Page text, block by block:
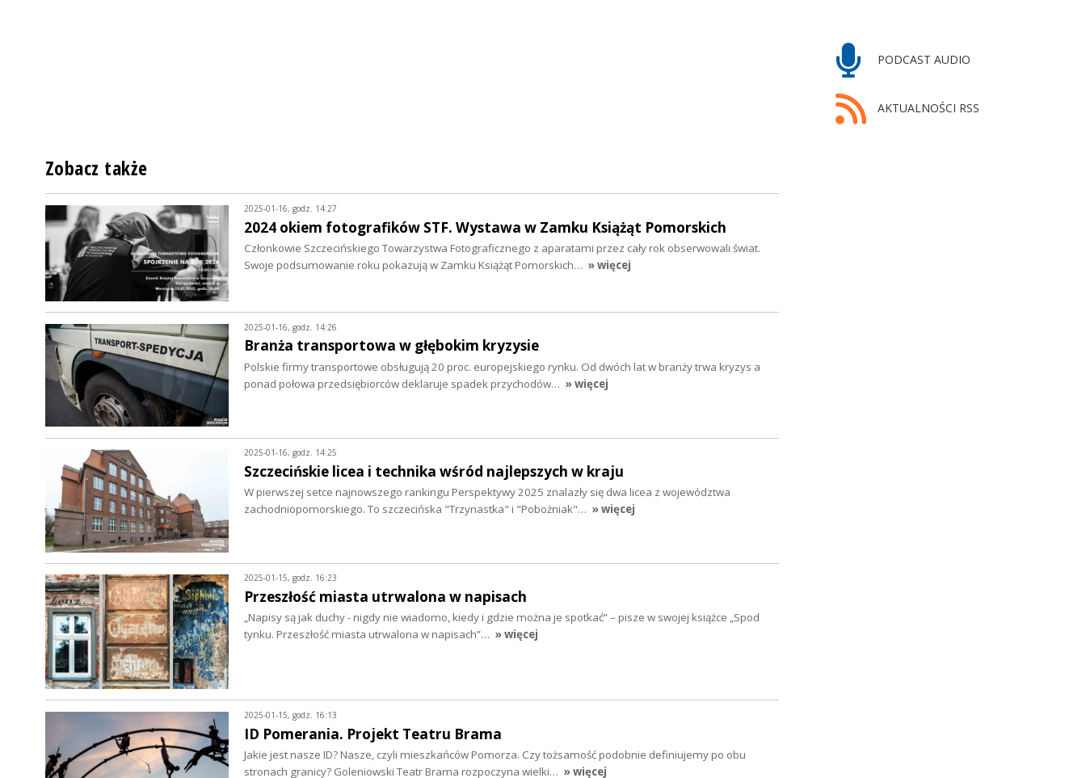
PODCAST AUDIO
AKTUALNOŚCI RSS
Zobacz także
2025-01-16, godz. 14:27
2024 okiem fotografików STF. Wystawa w Zamku Książąt Pomorskich
Członkowie Szczecińskiego Towarzystwa Fotograficznego z aparatami przez cały rok obserwowali świat.
Swoje podsumowanie roku pokazują w Zamku Książąt Pomorskich… » więcej
2025-01-16, godz. 14:26
Branża transportowa w głębokim kryzysie
Polskie firmy transportowe obsługują 20 proc. europejskiego rynku. Od dwóch lat w branży trwa kryzys a
ponad połowa przedsiębiorców deklaruje spadek przychodów… » więcej
2025-01-16, godz. 14:25
Szczecińskie licea i technika wśród najlepszych w kraju
W pierwszej setce najnowszego rankingu Perspektywy 2025 znalazły się dwa licea z województwa
zachodniopomorskiego. To szczecińska "Trzynastka" i "Pobożniak"… » więcej
2025-01-15, godz. 16:23
Przeszłość miasta utrwalona w napisach
„Napisy są jak duchy - nigdy nie wiadomo, kiedy i gdzie można je spotkać” – pisze w swojej książce „Spod
tynku. Przeszłość miasta utrwalona w napisach”… » więcej
2025-01-15, godz. 16:13
ID Pomerania. Projekt Teatru Brama
Jakie jest nasze ID? Nasze, czyli mieszkańców Pomorza. Czy tożsamość podobnie definiujemy po obu
stronach granicy? Goleniowski Teatr Brama rozpoczyna wielki… » więcej